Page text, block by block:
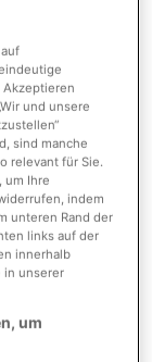
MwSt.
Akzeptieren
und unsere
sind manche
relevant für Sie.
um Ihre
indem
unteren Rand der
links auf der
innerhalb
in unserer
um